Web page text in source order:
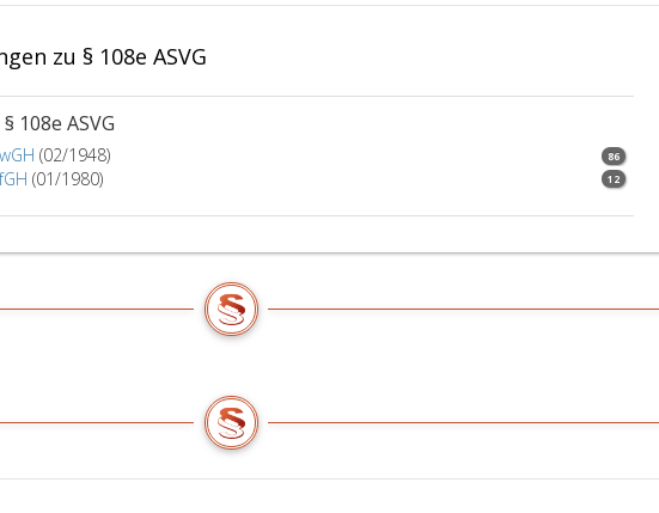
zu § 108e ASVG
108e ASVG
(02/1948) 86
(01/1980) 12